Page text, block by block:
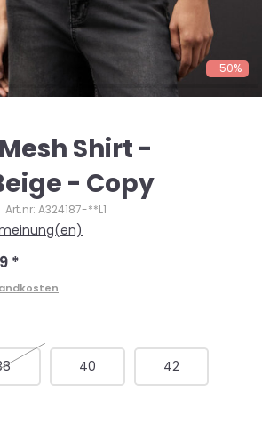
-50%
Shirt -
- Copy
Art.nr: A324187-**L1
*
40 42